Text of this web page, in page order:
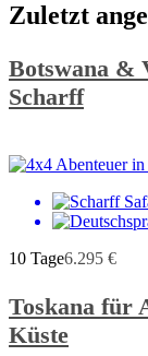
Zuletzt
Botswana &
Scharff
10 Tage6.295 €
Toskana für
Küste